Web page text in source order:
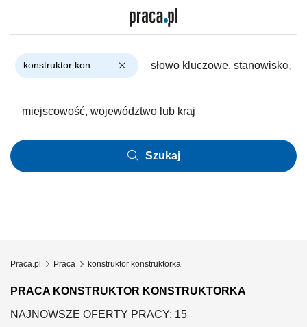
Szukaj
Praca.pl Praca konstruktor konstruktorka
PRACA KONSTRUKTOR KONSTRUKTORKA
NAJNOWSZE OFERTY PRACY: 15